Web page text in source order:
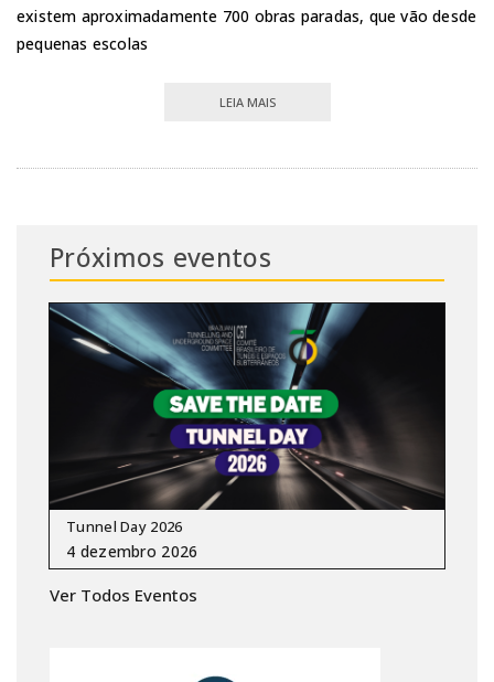
existem aproximadamente 700 obras paradas, que vão desde
pequenas escolas
LEIA MAIS
Próximos eventos
Tunnel Day 2026
Ver Todos Eventos